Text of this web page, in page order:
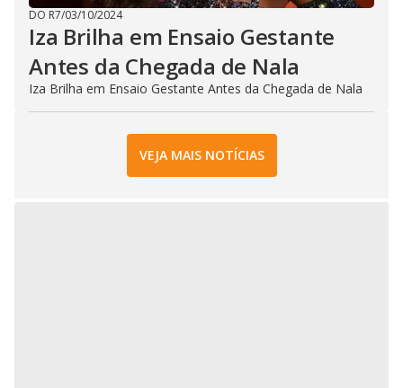
DO R7/03/10/2024
Iza Brilha em Ensaio Gestante
Antes da Chegada de Nala
Iza Brilha em Ensaio Gestante Antes da Chegada de Nala
VEJA MAIS NOTÍCIAS